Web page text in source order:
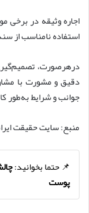
اجاره وثیقه در برخی
استفاده نامناسب از
درهرصورت، تصمیم‌گیری
دقیق و مشورت با
جوانب و شرایط به‌طور
منبع: سایت حقیقت
📌 حتما بخوانید:
پوست